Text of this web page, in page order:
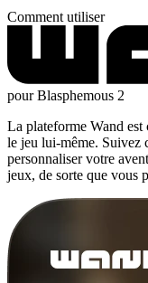
Comment utiliser
pour Blasphemous 2
La plateforme Wand est
le jeu lui-même. Suivez
personnaliser votre
jeux, de sorte que vous